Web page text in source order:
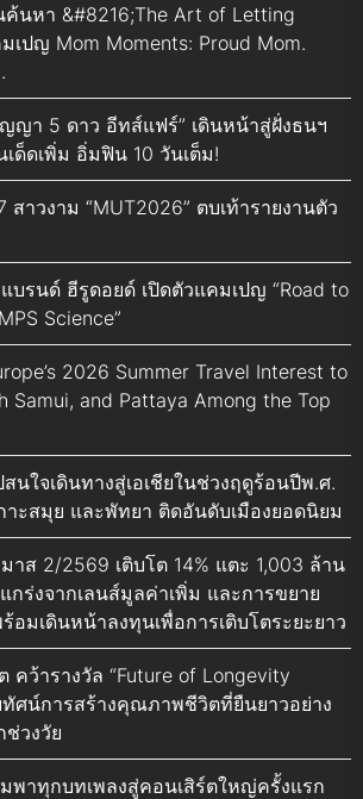
นหา &#8216;The Art of Letting
เปญ Mom Moments: Proud Mom.
ญา 5 ดาว อีทส์แฟร์” เดินหน้าสู่ฝั่งธนฯ
ด็ดเพิ่ม อิ่มฟิน 10 วันเต็ม!
สาวงาม “MUT2026” ตบเท้ารายงานตัว
แบรนด์ ฮีรูดอยด์ เปิดตัวแคมเปญ “Road to
Science”
2026 Summer Travel Interest to
Samui, and Pattaya Among the Top
นใจเดินทางสู่เอเชียในช่วงฤดูร้อนปีพ.ศ.
าะสมุย และพัทยา ติดอันดับเมืองยอดนิยม
มาส 2/2569 เติบโต 14% แตะ 1,003 ล้าน
ร่งจากเลนส์มูลค่าเพิ่ม และการขยาย
อมเดินหน้าลงทุนเพื่อการเติบโตระยะยาว
คว้ารางวัล “Future of Longevity
ทัศน์การสร้างคุณภาพชีวิตที่ยืนยาวอย่าง
วงวัย
มพาทุกบทเพลงสู่คอนเสิร์ตใหญ่ครั้งแรก